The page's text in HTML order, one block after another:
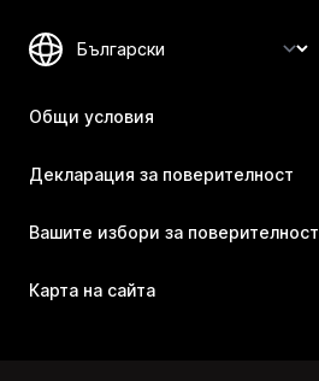
Общи условия
Декларация за поверителност
Вашите избори за поверителност
Карта на сайта